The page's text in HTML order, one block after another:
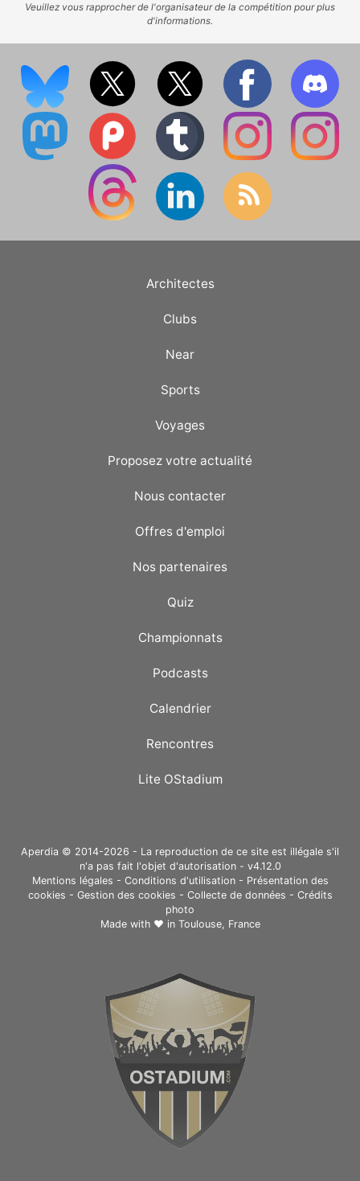
Veuillez vous rapprocher de l'organisateur de la compétition pour plus
d'informations.
Architectes
Clubs
Near
Sports
Voyages
Proposez votre actualité
Nous contacter
Offres d'emploi
Nos partenaires
Quiz
Championnats
Podcasts
Calendrier
Rencontres
Lite OStadium
Aperdia © 2014-2026 - La reproduction de ce site est illégale s'il
n'a pas fait l'objet d'autorisation - v4.12.0
Mentions légales - Conditions d'utilisation- Présentation des
cookies - Gestion des cookies - Collecte de données - Crédits
photo
Made with ❤ in Toulouse, France